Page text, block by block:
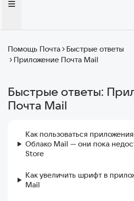
Помощь Почта
Быстрые ответы
Приложение Почта Mail
Быстрые ответы:
Почта Mail
Как пользоваться
Облако Mail — они пока
Store
Как увеличить шрифт в
Mail